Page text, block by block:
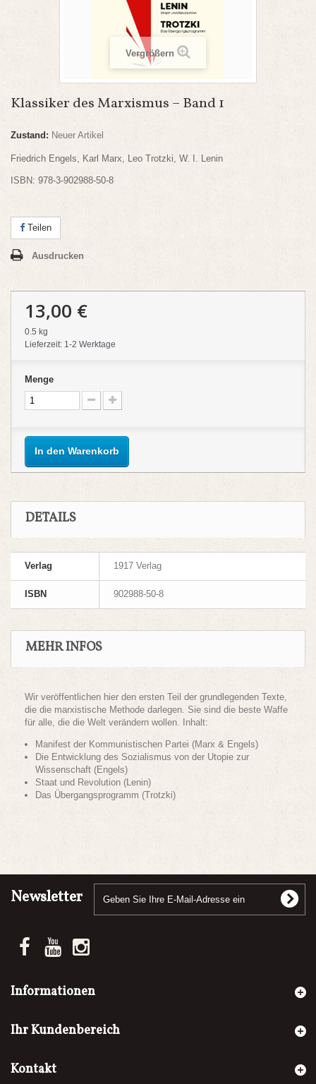
Vergrößern
Klassiker des Marxismus – Band 1
Zustand: Neuer Artikel
Friedrich Engels, Karl Marx, Leo Trotzki, W. I. Lenin
ISBN: 978-3-902988-50-8
Teilen
Ausdrucken
13,00 €
0.5 kg
Lieferzeit: 1-2 Werktage
Menge
In den Warenkorb
DETAILS
Verlag 1917 Verlag
ISBN 902988-50-8
MEHR INFOS
Wir veröffentlichen hier den ersten Teil der grundlegenden Texte,
die die marxistische Methode darlegen. Sie sind die beste Waffe
für alle, die die Welt verändern wollen. Inhalt:
Manifest der Kommunistischen Partei (Marx & Engels)
Die Entwicklung des Sozialismus von der Utopie zur
Wissenschaft (Engels)
Staat und Revolution (Lenin)
Das Übergangsprogramm (Trotzki)
Newsletter
Informationen
Ihr Kundenbereich
Kontakt